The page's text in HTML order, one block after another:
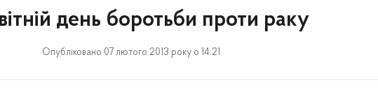
день боротьби проти раку
Опубліковано 07 лютого 2013 року о 14:21